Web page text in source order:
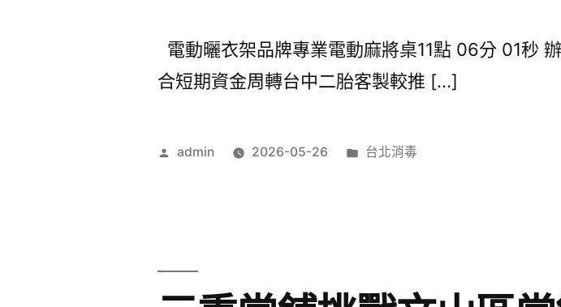
電動曬衣架品牌專業電動麻將桌11點 06分 01秒
合短期資金周轉台中二胎客製較推 […]
作
admin 2026-05-26
分
台北消毒